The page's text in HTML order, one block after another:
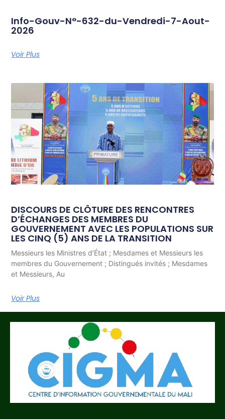
Info-Gouv-N°-632-du-Vendredi-7-Aout-
2026
Voir Plus
DISCOURS DE CLÔTURE DES RENCONTRES
D’ÉCHANGES DES MEMBRES DU
GOUVERNEMENT AVEC LES POPULATIONS SUR
LES CINQ (5) ANS DE LA TRANSITION
Messieurs les Ministres d’État ; Mesdames et Messieurs les
membres du Gouvernement ; Distingués invités ; Mesdames
et Messieurs, Au
Voir Plus